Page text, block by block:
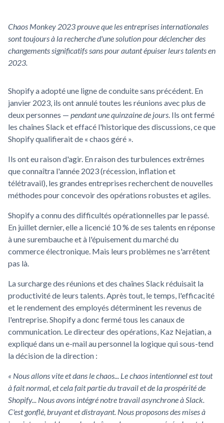
Chaos Monkey 2023 prouve que les entreprises internationales
sont toujours à la recherche d'une solution pour déclencher des
changements significatifs sans pour autant épuiser leurs talents en
2023.
Shopify a adopté une ligne de conduite sans précédent. En
janvier 2023, ils ont annulé toutes les réunions avec plus de
deux personnes — pendant une quinzaine de jours. Ils ont fermé
les chaînes Slack et effacé l'historique des discussions, ce que
Shopify qualifierait de « chaos géré ».
Ils ont eu raison d'agir. En raison des turbulences extrêmes
que connaîtra l'année 2023 (récession, inflation et
télétravail), les grandes entreprises recherchent de nouvelles
méthodes pour concevoir des opérations robustes et agiles.
Shopify a connu des difficultés opérationnelles par le passé.
En juillet dernier, elle a licencié 10 % de ses talents en réponse
à une surembauche et à l'épuisement du marché du
commerce électronique. Mais leurs problèmes ne s'arrêtent
pas là.
La surcharge des réunions et des chaînes Slack réduisait la
productivité de leurs talents. Après tout, le temps, l'efficacité
et le rendement des employés déterminent les revenus de
l'entreprise. Shopify a donc fermé tous les canaux de
communication. Le directeur des opérations, Kaz Nejatian, a
expliqué dans un e-mail au personnel la logique qui sous-tend
la décision de la direction :
« Nous allons vite et dans le chaos... Le chaos intentionnel est tout
à fait normal, et cela fait partie du travail et de la prospérité de
Shopify... Nous avons intégré notre travail asynchrone à Slack.
C'est gonflé, bruyant et distrayant. Nous proposons des mises à